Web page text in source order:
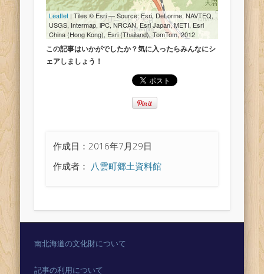
この記事はいかがでしたか？気に入ったらみんなにシ
ェアしましょう！
作成日：2016年7月29日
作成者： 八雲町郷土資料館
南北海道の文化財について
記事の利用について